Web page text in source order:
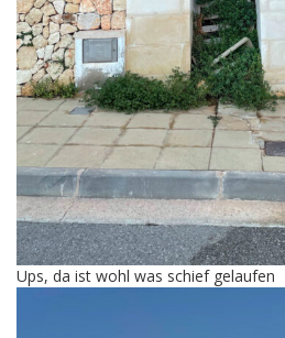
Ups, da ist wohl was schief gelaufen